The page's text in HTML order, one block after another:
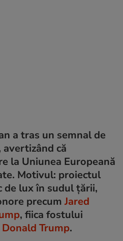
a tras un semnal de
că
la Uniunea Europeană
Motivul: proiectul
lux în sudul țării,
precum Jared
, fiica fostului
Donald Trump.